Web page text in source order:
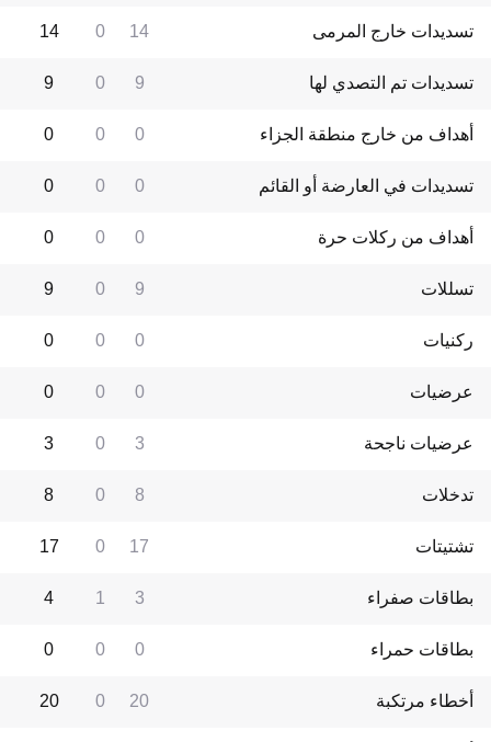
تسديدات خارج المرمى 14
0
14
تسديدات تم التصدي لها 9
0
9
أهداف من خارج منطقة الجزاء 0
0
0
تسديدات في العارضة أو القائم 0
0
0
أهداف من ركلات حرة 0
0
0
تسللات 9
0
9
ركنيات 0
0
0
عرضيات 0
0
0
عرضيات ناجحة 3
0
3
تدخلات 8
0
8
تشتيتات 17
0
17
بطاقات صفراء 3
1
4
بطاقات حمراء 0
0
0
أخطاء مرتكبة 20
0
20